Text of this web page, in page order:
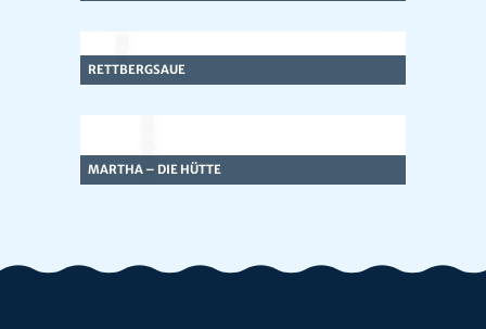
© mattiaqua
RETTBERGSAUE
© Team Brennweite
MARTHA – DIE HÜTTE